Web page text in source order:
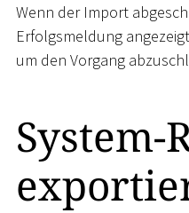
Wenn der Import
Erfolgsmeldung
um den Vorgang
System-